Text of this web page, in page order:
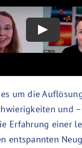
um die
und
Erfahrung einer
entspannten